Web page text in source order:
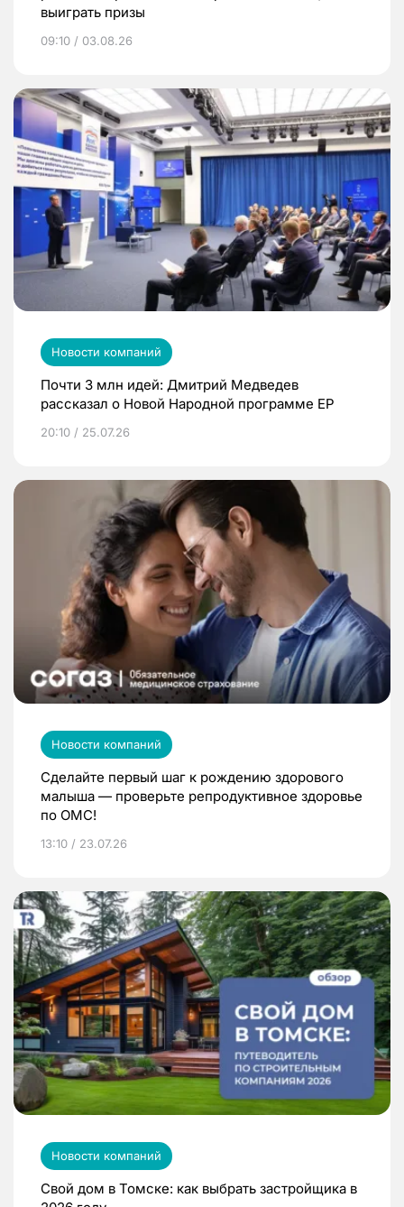
выиграть призы
09:10 / 03.08.26
Новости компаний
Почти 3 млн идей: Дмитрий Медведев
рассказал о Новой Народной программе ЕР
20:10 / 25.07.26
Новости компаний
Сделайте первый шаг к рождению здорового
малыша — проверьте репродуктивное здоровье
по ОМС!
13:10 / 23.07.26
Новости компаний
Свой дом в Томске: как выбрать застройщика в